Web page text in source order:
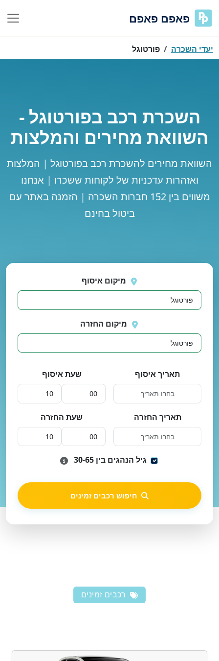
פאפם פאפם
יעדי השכרה פורטוגל
השכרת רכב בפורטוגל -
השוואת מחירים והמלצות
השוואת מחירים להשכרת רכב בפורטוגל | המלצות
ואזהרות עדכניות של לקוחות ששכרו | אנחנו
משווים בין 152 חברות השכרה | הזמנה באתר עם
ביטול בחינם
שוב
מיקום איסוף
מיקום החזרה
תאריך איסוף שעת איסוף
תאריך החזרה שעת החזרה
גיל הנהגים בין 30-65
חיפוש רכבים זמינים
רכבים זמינים